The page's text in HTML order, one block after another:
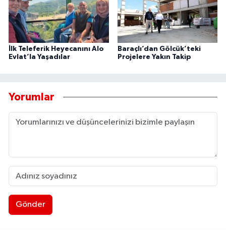
İlk Teleferik Heyecanını Alo
Evlat’la Yaşadılar
Baraçlı’dan Gölcük’teki
Projelere Yakın Takip
Yorumlar
Gönder